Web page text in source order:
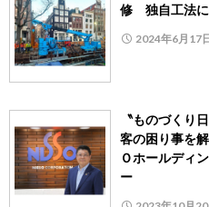
修 独自工法に
2024年6月17
〝ものづくり
客の困り事を
Ｏホールディ
ー